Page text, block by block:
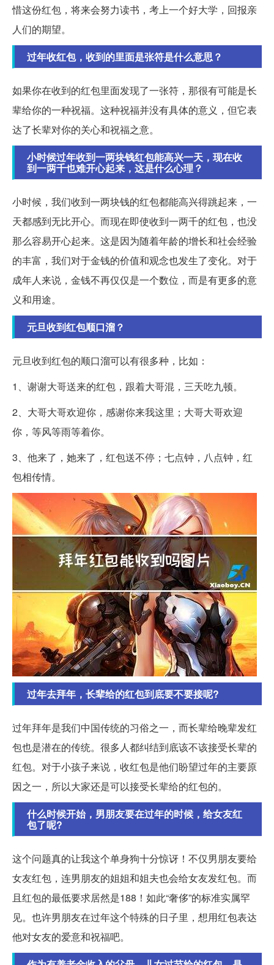
惜这份红包，将来会努力读书，考上一个好大学，回报亲
人们的期望。
过年收红包，收到的里面是张符是什么意思？
如果你在收到的红包里面发现了一张符，那很有可能是长
辈给你的一种祝福。这种祝福并没有具体的意义，但它表
达了长辈对你的关心和祝福之意。
小时候过年收到一两块钱红包能高兴一天，现在收
到一两千也难开心起来，这是什么心理？
小时候，我们收到一两块钱的红包都能高兴得跳起来，一
天都感到无比开心。而现在即使收到一两千的红包，也没
那么容易开心起来。这是因为随着年龄的增长和社会经验
的丰富，我们对于金钱的价值和观念也发生了变化。对于
成年人来说，金钱不再仅仅是一个数位，而是有更多的意
义和用途。
元旦收到红包顺口溜？
元旦收到红包的顺口溜可以有很多种，比如：
1、谢谢大哥送来的红包，跟着大哥混，三天吃九顿。
2、大哥大哥欢迎你，感谢你来我这里；大哥大哥欢迎
你，等风等雨等着你。
3、他来了，她来了，红包送不停；七点钟，八点钟，红
包相传情。
过年去拜年，长辈给的红包到底要不要接呢?
过年拜年是我们中国传统的习俗之一，而长辈给晚辈发红
包也是潜在的传统。很多人都纠结到底该不该接受长辈的
红包。对于小孩子来说，收红包是他们盼望过年的主要原
因之一，所以大家还是可以接受长辈给的红包的。
什么时候开始，男朋友要在过年的时候，给女友红
包了呢?
这个问题真的让我这个单身狗十分惊讶！不仅男朋友要给
女友红包，连男朋友的姐姐和姐夫也会给女友发红包。而
且红包的最低要求居然是188！如此“奢侈”的标准实属罕
见。也许男朋友在过年这个特殊的日子里，想用红包表达
他对女友的爱意和祝福吧。